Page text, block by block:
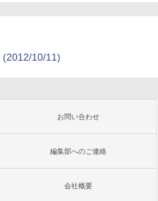
(2012/10/11)
お問い合わせ
編集部へのご連絡
会社概要